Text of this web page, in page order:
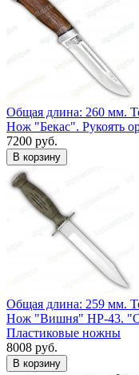
Общая длина: 260 мм.
Нож "Бекас". Рукоять
7200 руб.
Общая длина: 259 мм.
Нож "Вишня" НР-43.
Пластиковые ножны
8008 руб.